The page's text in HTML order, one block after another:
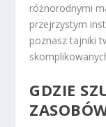
różnorodnymi
przejrzystym
poznasz tajniki
GDZIE